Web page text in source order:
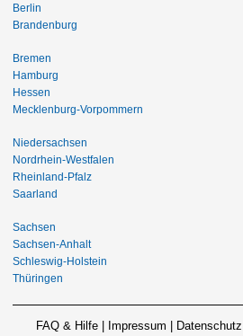
Berlin
Brandenburg
Bremen
Hamburg
Hessen
Mecklenburg-Vorpommern
Niedersachsen
Nordrhein-Westfalen
Rheinland-Pfalz
Saarland
Sachsen
Sachsen-Anhalt
Schleswig-Holstein
Thüringen
FAQ & Hilfe Impressum Datenschutz